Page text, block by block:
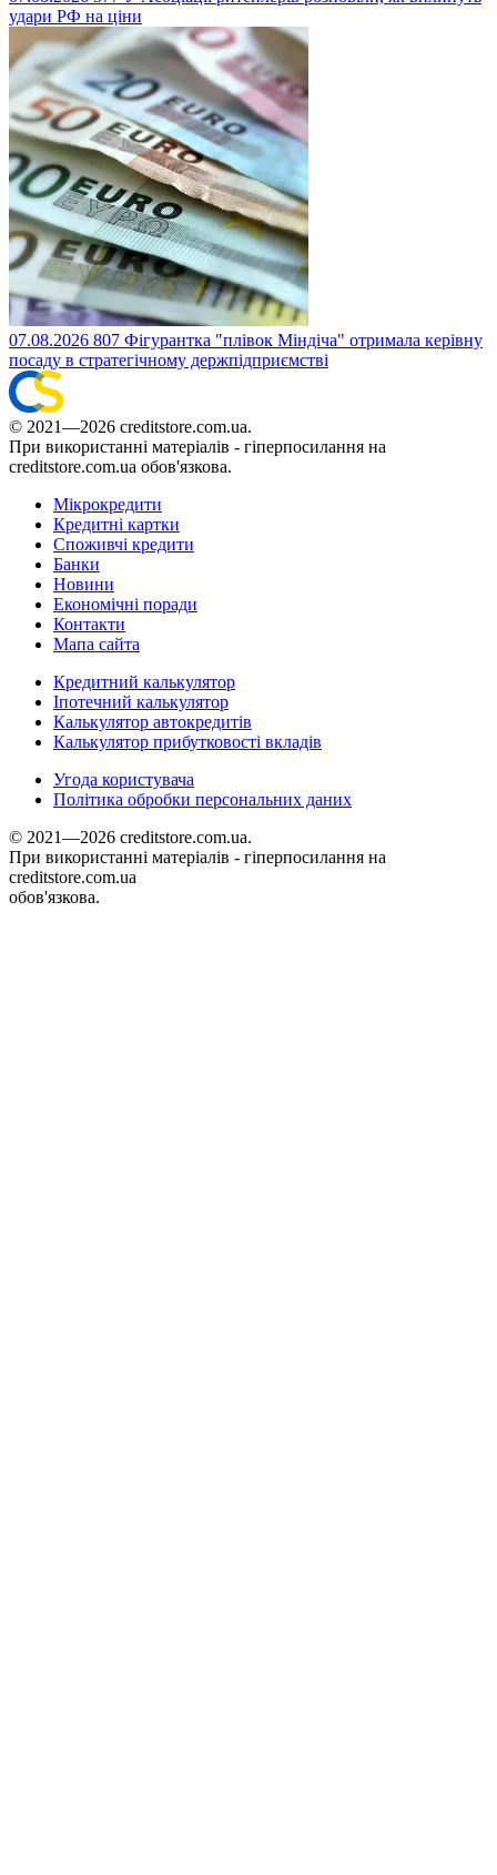
удари РФ на ціни
07.08.2026 807 Фігурантка "плівок Міндіча" отримала керівну
посаду в стратегічному держпідприємстві
© 2021—2026 creditstore.com.ua.
При використанні матеріалів - гіперпосилання на
creditstore.com.ua обов'язкова.
Мікрокредити
Кредитні картки
Споживчі кредити
Банки
Новини
Економічні поради
Контакти
Мапа сайта
Кредитний калькулятор
Іпотечний калькулятор
Калькулятор автокредитів
Калькулятор прибутковості вкладів
Угода користувача
Політика обробки персональних даних
© 2021—2026 creditstore.com.ua.
При використанні матеріалів - гіперпосилання на
creditstore.com.ua
обов'язкова.